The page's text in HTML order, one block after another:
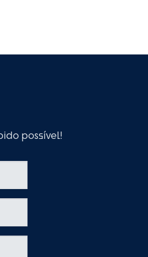
possível!